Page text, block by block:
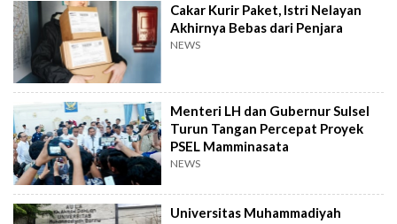
Cakar Kurir Paket, Istri Nelayan
Akhirnya Bebas dari Penjara
NEWS
Menteri LH dan Gubernur Sulsel
Turun Tangan Percepat Proyek
PSEL Mamminasata
NEWS
Universitas Muhammadiyah